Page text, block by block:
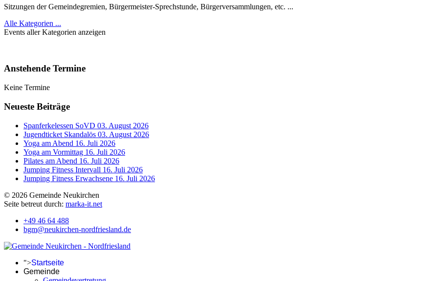
Sitzungen der Gemeindegremien, Bürgermeister-Sprechstunde, Bürgerversammlungen, etc. ...
Alle Kategorien ...
Events aller Kategorien anzeigen
Anstehende Termine
Keine Termine
Neueste Beiträge
Spanferkelessen SoVD 03. August 2026
Jugendticket Skandalös 03. August 2026
Yoga am Abend 16. Juli 2026
Yoga am Vormittag 16. Juli 2026
Pilates am Abend 16. Juli 2026
Jumping Fitness Intervall 16. Juli 2026
Jumping Fitness Erwachsene 16. Juli 2026
© 2026 Gemeinde Neukirchen
Seite betreut durch: marka-it.net
+49 46 64 488
bgm@neukirchen-nordfriesland.de
">Startseite
Gemeinde